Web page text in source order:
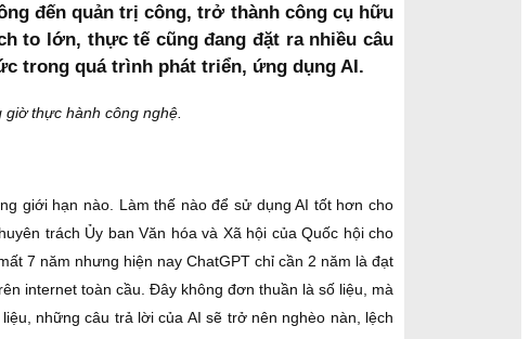
đến quản trị công, trở thành công cụ hữu
to lớn, thực tế cũng đang đặt ra nhiều câu
trong quá trình phát triển, ứng dụng AI.
thực hành công nghệ.
giới hạn nào. Làm thế nào để sử dụng AI tốt hơn cho
trách Ủy ban Văn hóa và Xã hội của Quốc hội cho
7 năm nhưng hiện nay ChatGPT chỉ cần 2 năm là đạt
internet toàn cầu. Đây không đơn thuần là số liệu, mà
những câu trả lời của AI sẽ trở nên nghèo nàn, lệch